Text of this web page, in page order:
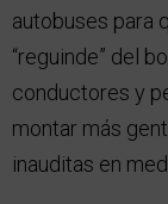
autobuses para
“reguinde” del
conductores y
montar más
inauditas en